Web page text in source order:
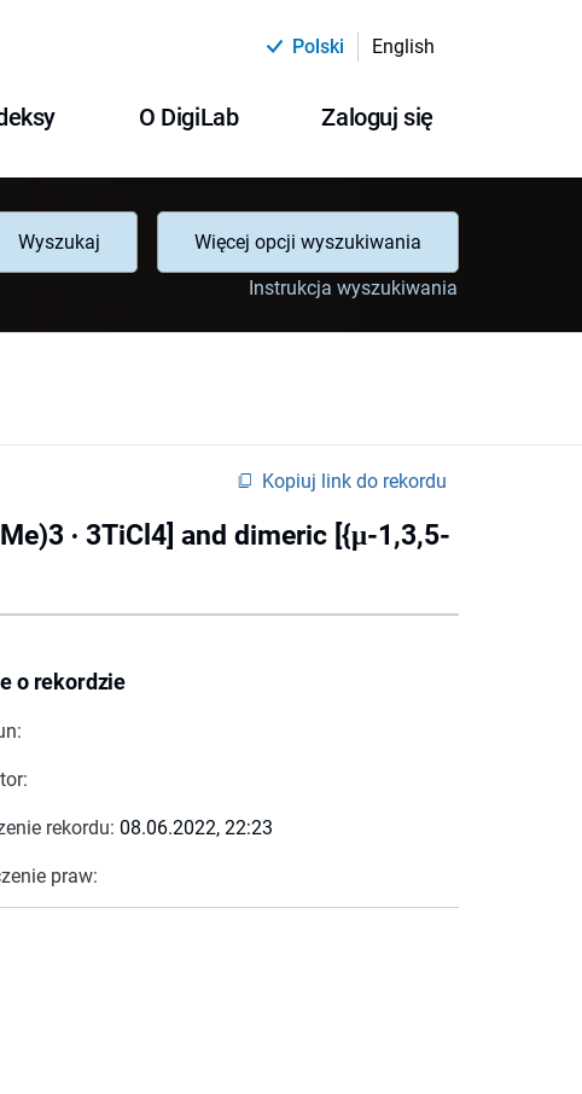
Polski English
O DigiLab Zaloguj się
Wyszukaj
Więcej opcji wyszukiwania
Instrukcja wyszukiwania
Kopiuj link do rekordu
∙ 3TiCl4] and dimeric [{μ-1,3,5-
o rekordzie
rekordu: 08.06.2022, 22:23
praw: